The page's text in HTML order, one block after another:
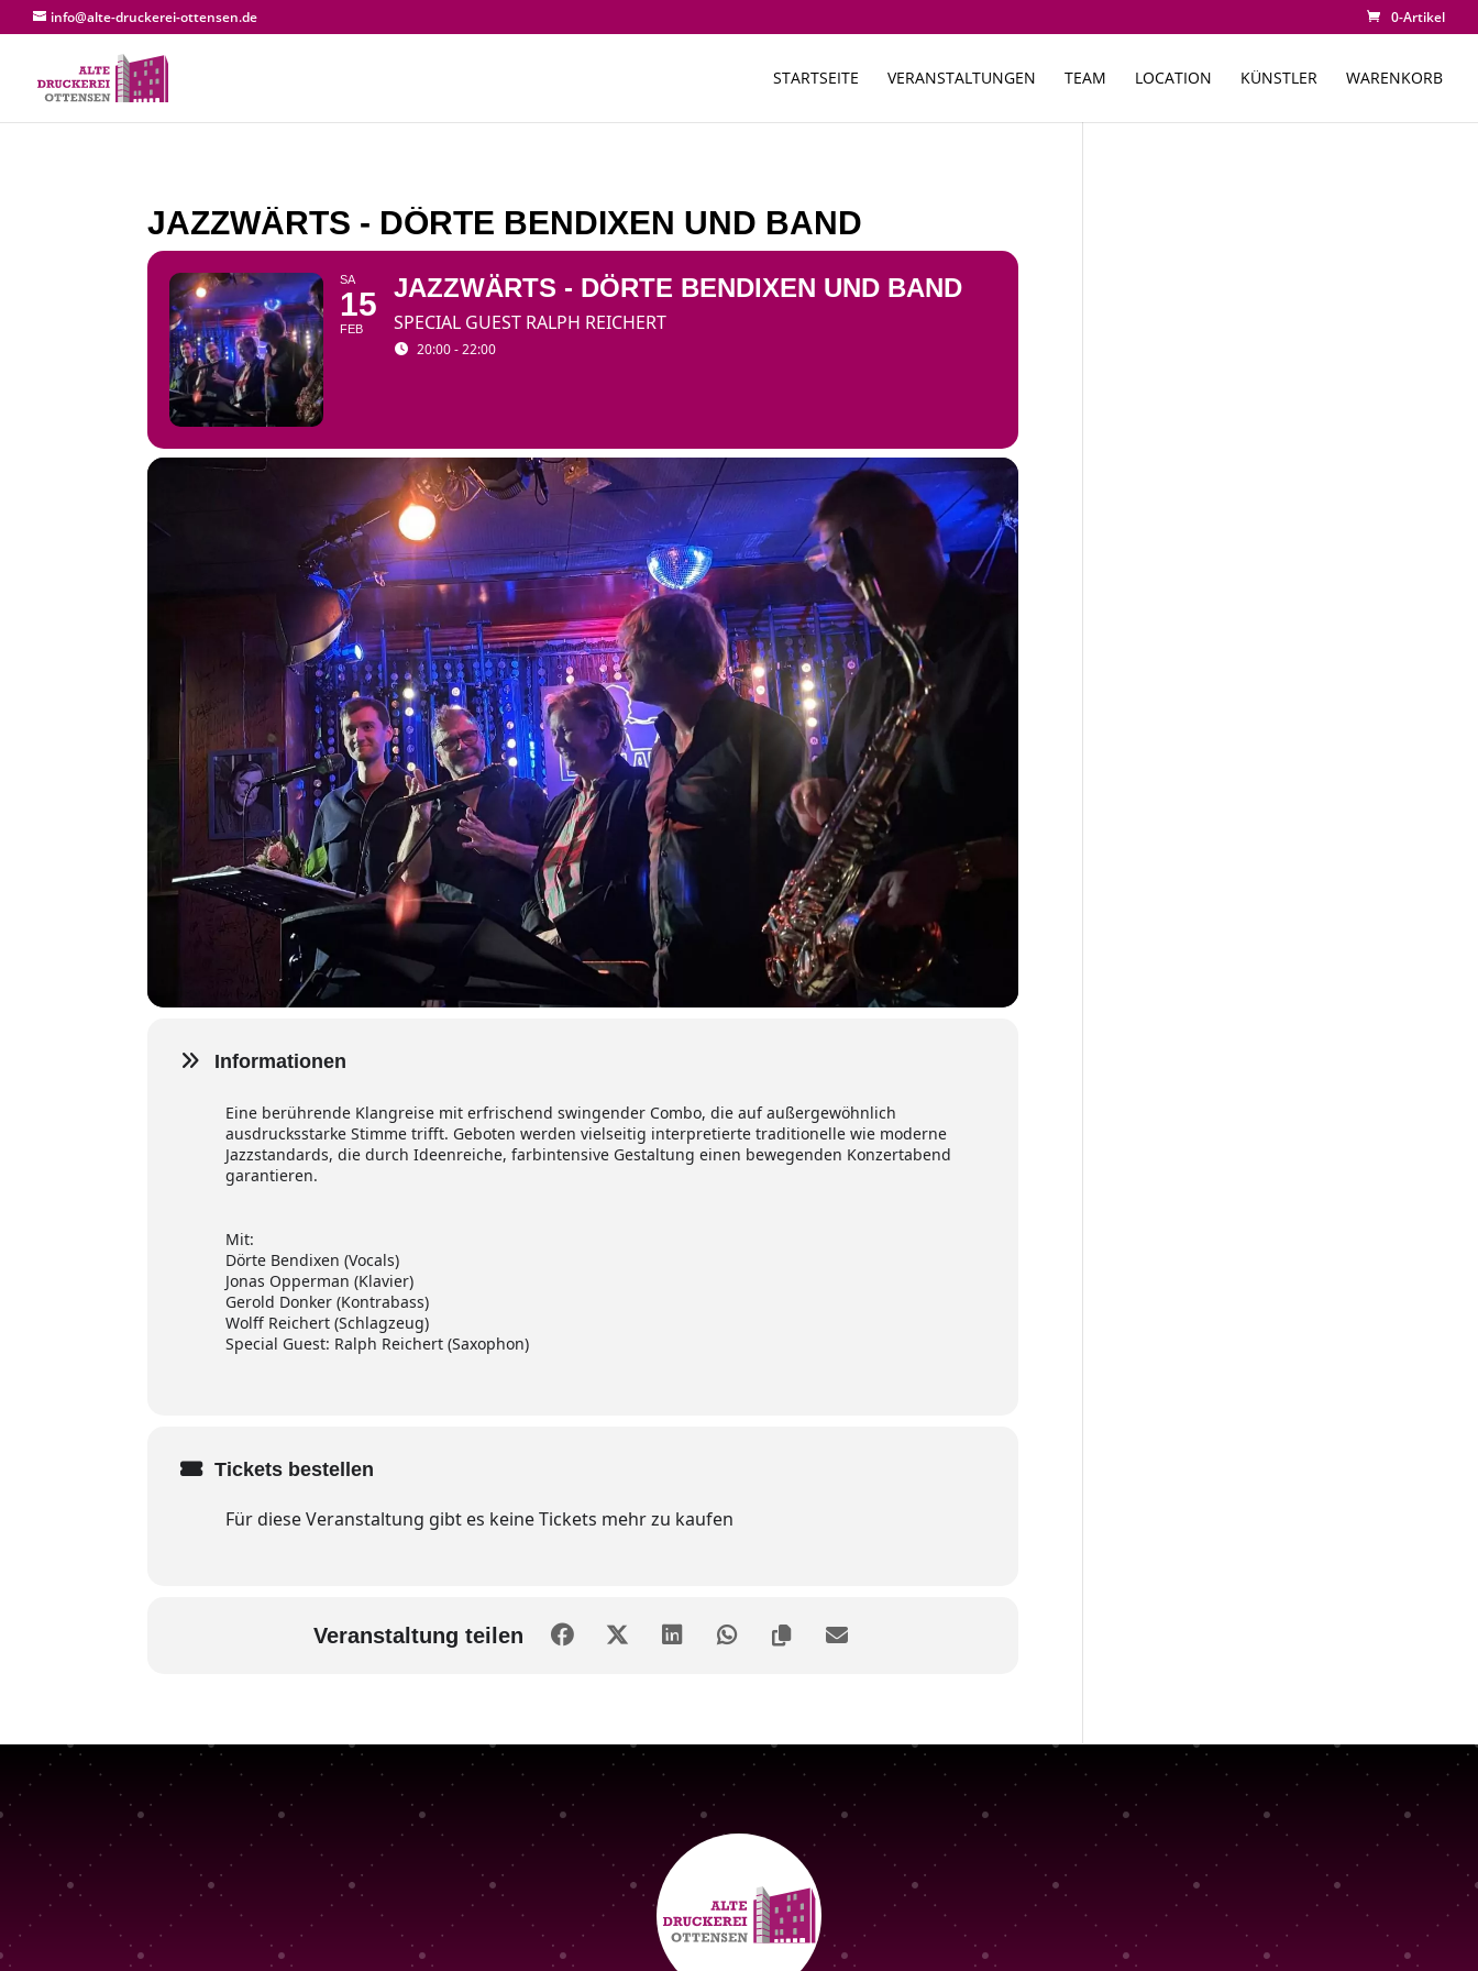
info@alte-druckerei-ottensen.de 0-Artikel
STARTSEITE VERANSTALTUNGEN TEAM LOCATION KÜNSTLER WARENKORB
JAZZWÄRTS - DÖRTE BENDIXEN UND BAND
SA
15
FEB
JAZZWÄRTS - DÖRTE BENDIXEN UND BAND
SPECIAL GUEST RALPH REICHERT
20:00 - 22:00
Informationen
Eine berührende Klangreise mit erfrischend swingender Combo, die auf außergewöhnlich
ausdrucksstarke Stimme trifft. Geboten werden vielseitig interpretierte traditionelle wie moderne
Jazzstandards, die durch Ideenreiche, farbintensive Gestaltung einen bewegenden Konzertabend
garantieren.
Mit:
Dörte Bendixen (Vocals)
Jonas Opperman (Klavier)
Gerold Donker (Kontrabass)
Wolff Reichert (Schlagzeug)
Special Guest: Ralph Reichert (Saxophon)
Tickets bestellen
Für diese Veranstaltung gibt es keine Tickets mehr zu kaufen
Veranstaltung teilen